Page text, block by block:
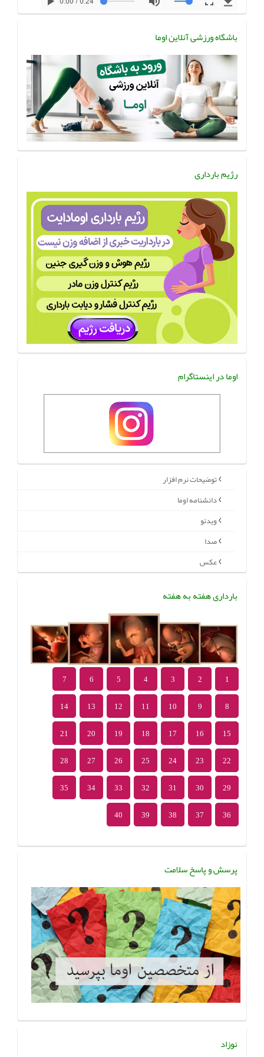
باشگاه ورزشی آنلاین اوما
رژیم بارداری
اوما در اینستاگرام
توضیحات نرم افزار
دانشنامه اوما
ویدئو
صدا
عکس
بارداری هفته به هفته
1
2
3
4
5
6
7
8
9
10
11
12
13
14
15
16
17
18
19
20
21
22
23
24
25
26
27
28
29
30
31
32
33
34
35
36
37
38
39
40
پرسش و پاسخ سلامت
نوزاد